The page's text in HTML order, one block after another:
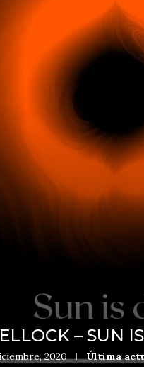
– SUN
2020 Última